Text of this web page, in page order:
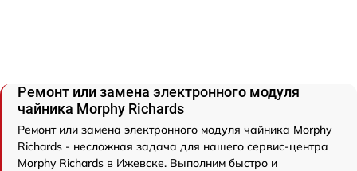
Ремонт или замена электронного модуля
чайника Morphy Richards
Ремонт или замена электронного модуля чайника Morphy
Richards - несложная задача для нашего сервис-центра
Morphy Richards в Ижевске. Выполним быстро и